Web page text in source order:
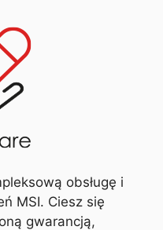
obsługę i
MSI. Ciesz się
gwarancją,